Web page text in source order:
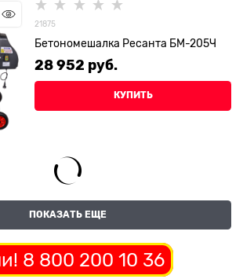
21875
Бетономешалка Ресанта БМ-205Ч
28 952 руб.
КУПИТЬ
ПОКАЗАТЬ ЕЩЕ
8 800 200 10 36